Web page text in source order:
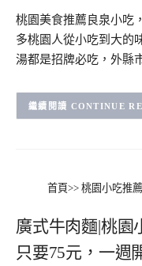
桃園美食推薦良泉小吃
多桃園人從小吃到大的
湯都是招牌必吃，外縣
CONTINUE
首頁>> 桃園小吃推薦
廣式牛肉麵|桃園
只要75元，一週